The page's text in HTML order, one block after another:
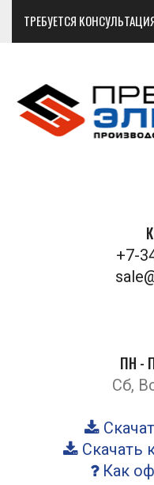
ТРЕБУЕТСЯ
+7-
ПН -
Сб,
Скачать
Как